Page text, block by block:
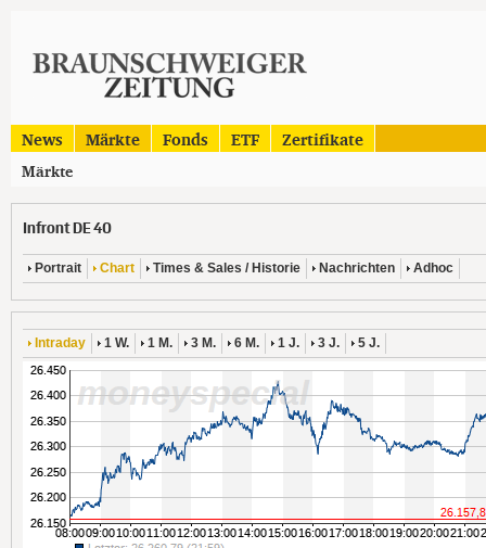
News Märkte Fonds ETF Zertifikate
Märkte
Infront DE 40
Portrait Chart Times & Sales / Historie Nachrichten Adhoc
Intraday 1 W. 1 M. 3 M. 6 M. 1 J. 3 J. 5 J.